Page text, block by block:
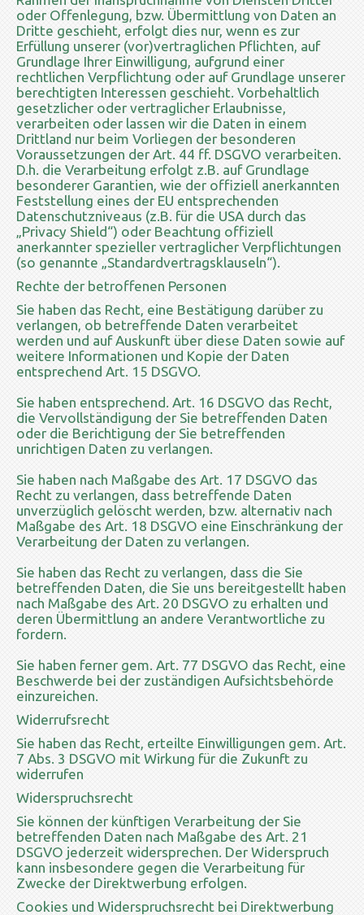
oder Offenlegung, bzw. Übermittlung von Daten an
Dritte geschieht, erfolgt dies nur, wenn es zur
Erfüllung unserer (vor)vertraglichen Pflichten, auf
Grundlage Ihrer Einwilligung, aufgrund einer
rechtlichen Verpflichtung oder auf Grundlage unserer
berechtigten Interessen geschieht. Vorbehaltlich
gesetzlicher oder vertraglicher Erlaubnisse,
verarbeiten oder lassen wir die Daten in einem
Drittland nur beim Vorliegen der besonderen
Voraussetzungen der Art. 44 ff. DSGVO verarbeiten.
D.h. die Verarbeitung erfolgt z.B. auf Grundlage
besonderer Garantien, wie der offiziell anerkannten
Feststellung eines der EU entsprechenden
Datenschutzniveaus (z.B. für die USA durch das
„Privacy Shield“) oder Beachtung offiziell
anerkannter spezieller vertraglicher Verpflichtungen
(so genannte „Standardvertragsklauseln“).
Rechte der betroffenen Personen
Sie haben das Recht, eine Bestätigung darüber zu
verlangen, ob betreffende Daten verarbeitet
werden und auf Auskunft über diese Daten sowie auf
weitere Informationen und Kopie der Daten
entsprechend Art. 15 DSGVO.
Sie haben entsprechend. Art. 16 DSGVO das Recht,
die Vervollständigung der Sie betreffenden Daten
oder die Berichtigung der Sie betreffenden
unrichtigen Daten zu verlangen.
Sie haben nach Maßgabe des Art. 17 DSGVO das
Recht zu verlangen, dass betreffende Daten
unverzüglich gelöscht werden, bzw. alternativ nach
Maßgabe des Art. 18 DSGVO eine Einschränkung der
Verarbeitung der Daten zu verlangen.
Sie haben das Recht zu verlangen, dass die Sie
betreffenden Daten, die Sie uns bereitgestellt haben
nach Maßgabe des Art. 20 DSGVO zu erhalten und
deren Übermittlung an andere Verantwortliche zu
fordern.
Sie haben ferner gem. Art. 77 DSGVO das Recht, eine
Beschwerde bei der zuständigen Aufsichtsbehörde
einzureichen.
Widerrufsrecht
Sie haben das Recht, erteilte Einwilligungen gem. Art.
7 Abs. 3 DSGVO mit Wirkung für die Zukunft zu
widerrufen
Widerspruchsrecht
Sie können der künftigen Verarbeitung der Sie
betreffenden Daten nach Maßgabe des Art. 21
DSGVO jederzeit widersprechen. Der Widerspruch
kann insbesondere gegen die Verarbeitung für
Zwecke der Direktwerbung erfolgen.
Cookies und Widerspruchsrecht bei Direktwerbung